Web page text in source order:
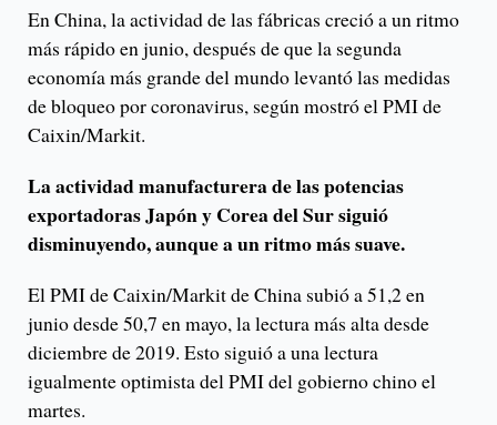
En China, la actividad de las fábricas creció a un ritmo
más rápido en junio, después de que la segunda
economía más grande del mundo levantó las medidas
de bloqueo por coronavirus, según mostró el PMI de
Caixin/Markit.
La actividad manufacturera de las potencias
exportadoras Japón y Corea del Sur siguió
disminuyendo, aunque a un ritmo más suave.
El PMI de Caixin/Markit de China subió a 51,2 en
junio desde 50,7 en mayo, la lectura más alta desde
diciembre de 2019. Esto siguió a una lectura
igualmente optimista del PMI del gobierno chino el
martes.